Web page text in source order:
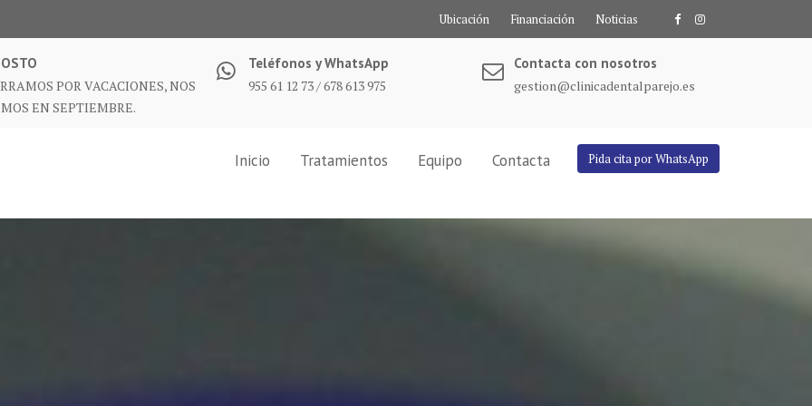
Ubicación Financiación Noticias
POR VACACIONES, NOS
EN SEPTIEMBRE.
Teléfonos y WhatsApp
955 61 12 73 / 678 613 975
Contacta con nosotros
gestion@clinicadentalparejo.es
Pida cita por WhatsApp
Inicio Tratamientos Equipo Contacta